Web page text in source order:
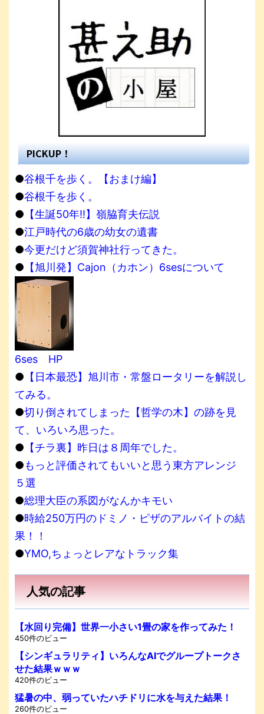
PICKUP！
●谷根千を歩く。【おまけ編】
●谷根千を歩く。
● 【生誕50年!!】嶺脇育夫伝説
●江戸時代の6歳の幼女の遺書
●今更だけど須賀神社行ってきた。
● 【旭川発】Cajon（カホン）6sesについて
6ses HP
● 【日本最恐】旭川市・常盤ロータリーを解説し
てみる。
●切り倒されてしまった【哲学の木】の跡を見
て、いろいろ思った。
● 【チラ裏】昨日は８周年でした。
●もっと評価されてもいいと思う東方アレンジ
５選
●総理大臣の系図がなんかキモい
●時給250万円のドミノ・ピザのアルバイトの結
果！！
●YMO,ちょっとレアなトラック集
人気の記事
【水回り完備】世界一小さい1畳の家を作ってみた！
450件のビュー
【シンギュラリティ】いろんなAIでグループトークさ
せた結果ｗｗｗ
420件のビュー
猛暑の中、弱っていたハチドリに水を与えた結果！
260件のビュー